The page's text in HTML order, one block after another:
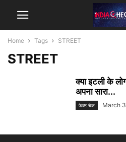
Home Tags STREET
STREET
क्या इटली के
अपना सारा...
फैक्ट चेक March